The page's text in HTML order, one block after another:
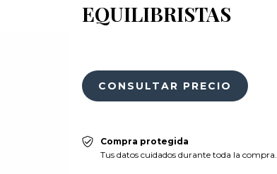
EQUILIBRISTAS
Compra protegida
Tus datos cuidados durante toda la compra.